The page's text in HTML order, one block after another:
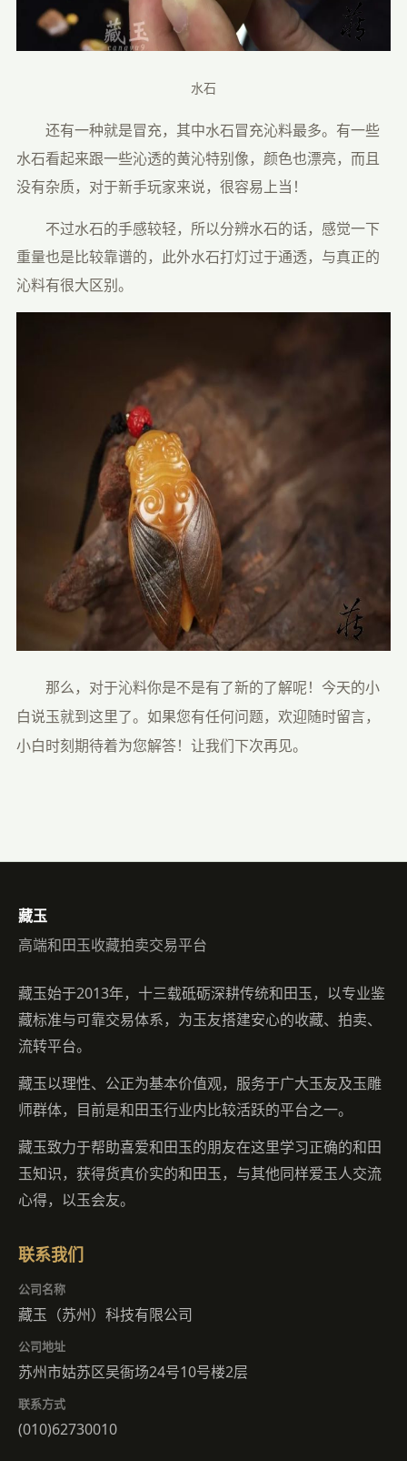
水石
还有一种就是冒充，其中水石冒充沁料最多。有一些
水石看起来跟一些沁透的黄沁特别像，颜色也漂亮，而且
没有杂质，对于新手玩家来说，很容易上当！
不过水石的手感较轻，所以分辨水石的话，感觉一下
重量也是比较靠谱的，此外水石打灯过于通透，与真正的
沁料有很大区别。
那么，对于沁料你是不是有了新的了解呢！ 今天的小
白说玉就到这里了。如果您有任何问题，欢迎随时留言，
小白时刻期待着为您解答！让我们下次再见。
藏玉
高端和田玉收藏拍卖交易平台
藏玉始于2013年，十三载砥砺深耕传统和田玉，以专业鉴
藏标准与可靠交易体系，为玉友搭建安心的收藏、拍卖、
流转平台。
藏玉以理性、公正为基本价值观，服务于广大玉友及玉雕
师群体，目前是和田玉行业内比较活跃的平台之一。
藏玉致力于帮助喜爱和田玉的朋友在这里学习正确的和田
玉知识，获得货真价实的和田玉，与其他同样爱玉人交流
心得，以玉会友。
联系我们
公司名称
藏玉（苏州）科技有限公司
公司地址
苏州市姑苏区吴衙场24号10号楼2层
联系方式
(010)62730010